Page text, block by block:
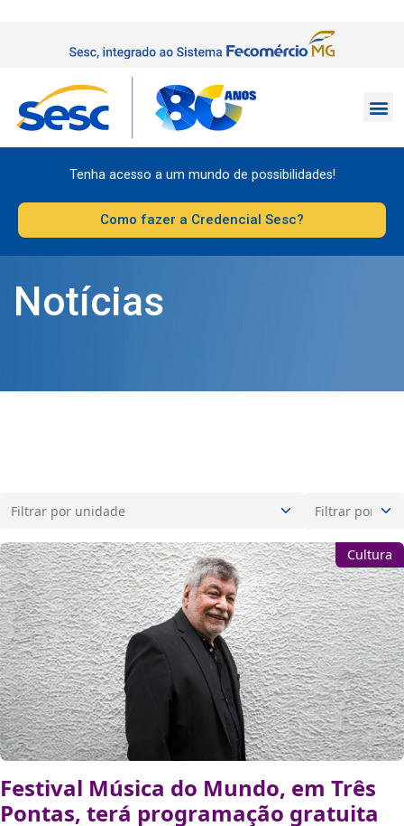
Tenha acesso a um mundo de possibilidades!
Como fazer a Credencial Sesc?
Notícias
Cultura
Festival Música do Mundo, em Três
Pontas, terá programação gratuita